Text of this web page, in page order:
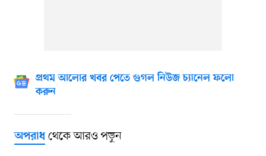
প্রথম আলোর খবর পেতে গুগল নিউজ চ্যানেল ফলো
করুন
অপরাধথেকে আরও পড়ুন